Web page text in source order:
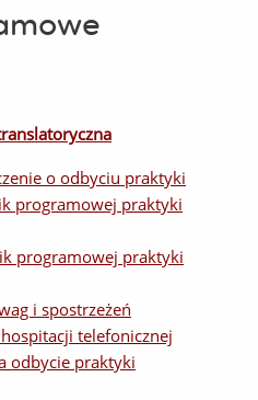
o odbyciu praktyki
programowej praktyki
programowej praktyki
i spostrzeżeń
telefonicznej
odbycie praktyki